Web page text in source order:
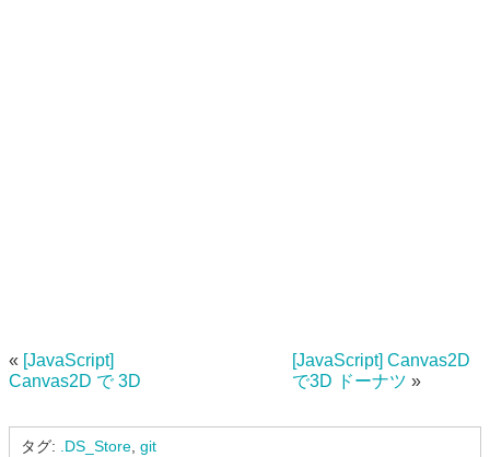
« [JavaScript]
Canvas2D で 3D
[JavaScript] Canvas2D
で3D ドーナツ »
タグ: .DS_Store git